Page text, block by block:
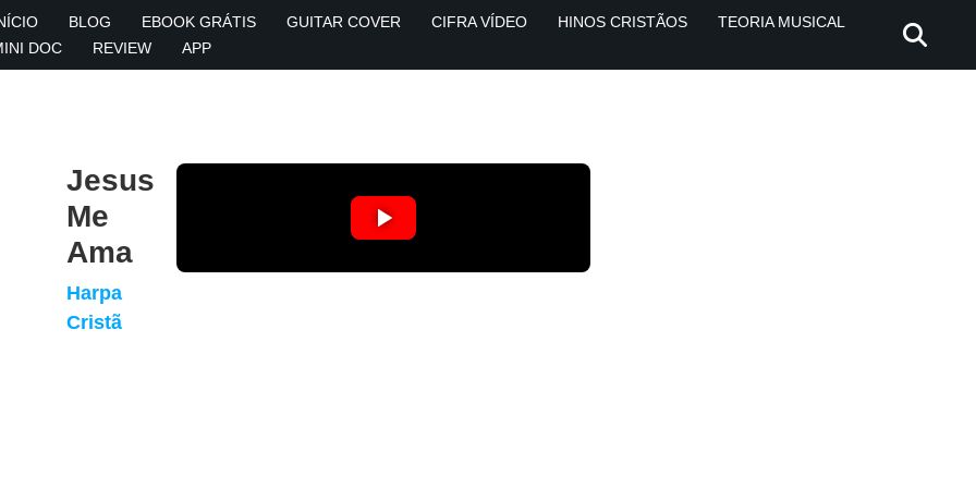
BLOG EBOOK GRÁTIS GUITAR COVER CIFRA VÍDEO HINOS CRISTÃOS
TEORIA MUSICAL
DOC
REVIEW APP
Jesus
Me
Ama
Harpa
Cristã